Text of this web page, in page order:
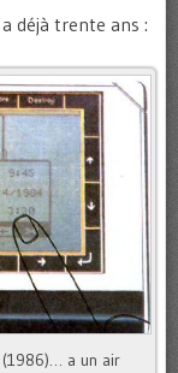
déjà trente ans :
(1986)… a un air